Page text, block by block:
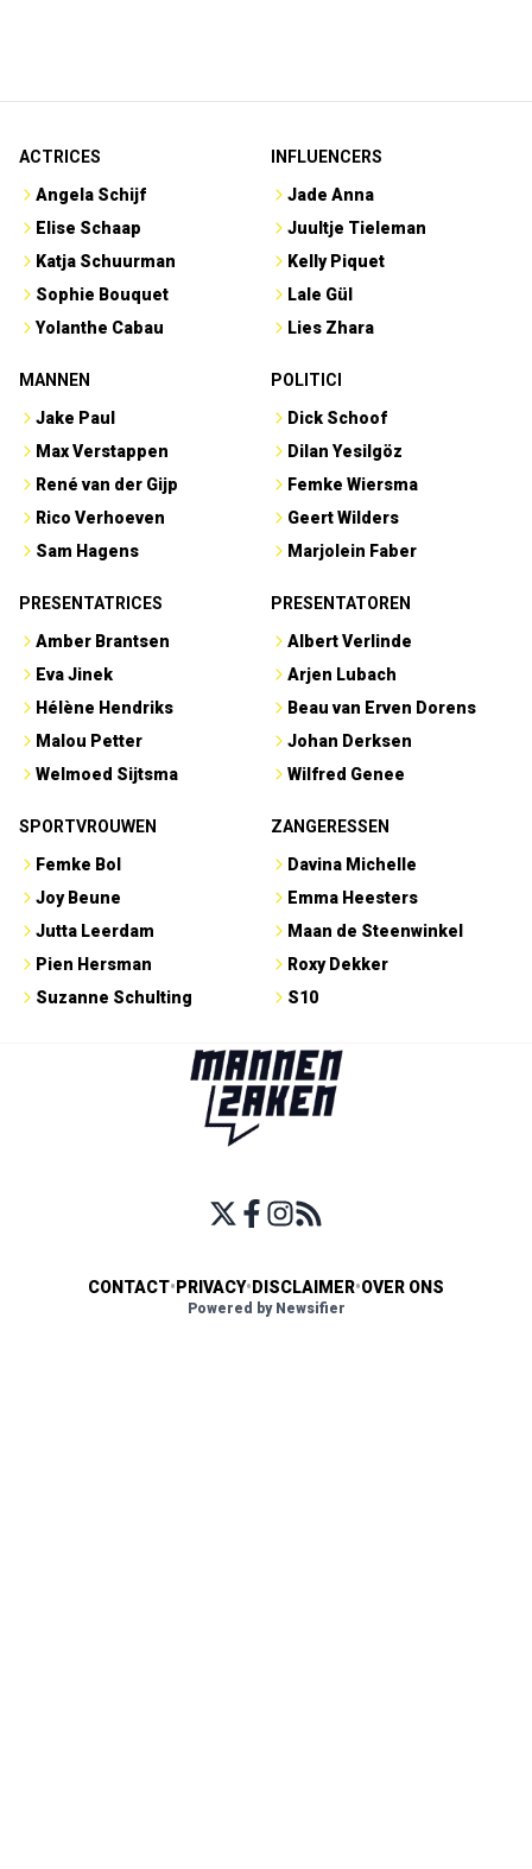
ACTRICES
Angela Schijf
Elise Schaap
Katja Schuurman
Sophie Bouquet
Yolanthe Cabau
INFLUENCERS
Jade Anna
Juultje Tieleman
Kelly Piquet
Lale Gül
Lies Zhara
MANNEN
Jake Paul
Max Verstappen
René van der Gijp
Rico Verhoeven
Sam Hagens
POLITICI
Dick Schoof
Dilan Yesilgöz
Femke Wiersma
Geert Wilders
Marjolein Faber
PRESENTATRICES
Amber Brantsen
Eva Jinek
Hélène Hendriks
Malou Petter
Welmoed Sijtsma
PRESENTATOREN
Albert Verlinde
Arjen Lubach
Beau van Erven Dorens
Johan Derksen
Wilfred Genee
SPORTVROUWEN
Femke Bol
Joy Beune
Jutta Leerdam
Pien Hersman
Suzanne Schulting
ZANGERESSEN
Davina Michelle
Emma Heesters
Maan de Steenwinkel
Roxy Dekker
S10
CONTACT• PRIVACY• DISCLAIMER•OVER ONS
Powered by Newsifier